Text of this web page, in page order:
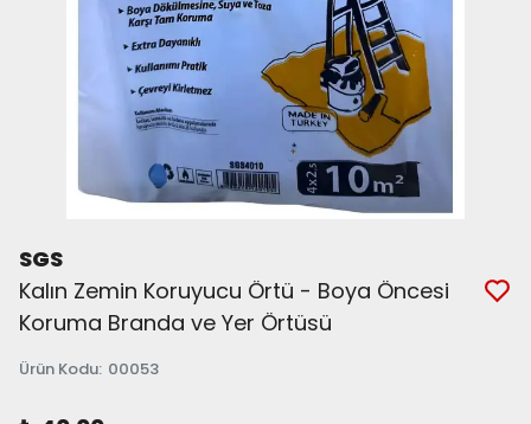
SGS
Kalın Zemin Koruyucu Örtü - Boya Öncesi
Koruma Branda ve Yer Örtüsü
Ürün Kodu: 00053